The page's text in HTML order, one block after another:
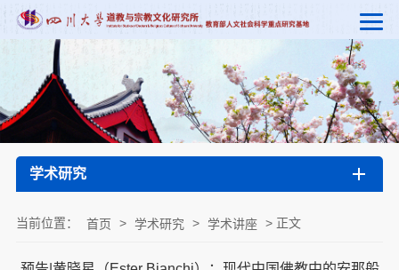
学术研究
当前位置： 首页 > 学术研究 > 学术讲座 > 正文